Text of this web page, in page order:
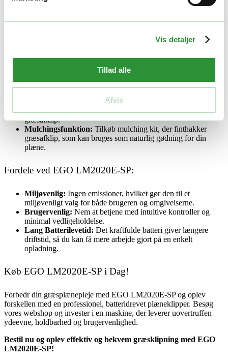
Vis detaljer
Tillad alle
Afvis
Ydeevne og Effektivitet:
Høj Effektivitet:Den kraftfulde motor og skarpe knive sikrer
Stor Græsopsamlingskapacitet:
græsopsamlingspose betyder færre afbrydelser for at tømme
græsafklip.
Mulchingsfunktion: Tilkøb mulching kit, der finthakker
græsafklip, som kan bruges som naturlig gødning for din
plæne.
Fordele ved EGO LM2020E-SP:
Miljøvenlig: Ingen emissioner, hvilket gør den til et
miljøvenligt valg for både brugeren og omgivelserne.
Brugervenlig: Nem at betjene med intuitive kontroller og
minimal vedligeholdelse.
Lang Batterilevetid: Det kraftfulde batteri giver længere
driftstid, så du kan få mere arbejde gjort på en enkelt
opladning.
Køb EGO LM2020E-SP i Dag!
Forbedr din græsplænepleje med EGO LM2020E-SP og oplev
forskellen med en professionel, batteridrevet plæneklipper. Besøg
vores webshop og invester i en maskine, der leverer uovertruffen
ydeevne, holdbarhed og brugervenlighed.
Bestil nu og oplev effektiv og bekvem græsklipning med EGO
LM2020E-SP!